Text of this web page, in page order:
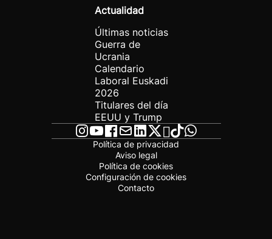
Actualidad
Últimas noticias
Guerra de
Ucrania
Calendario
Laboral Euskadi
2026
Titulares del día
EEUU y Trump
Política de privacidad
Aviso legal
Política de cookies
Configuración de cookies
Contacto